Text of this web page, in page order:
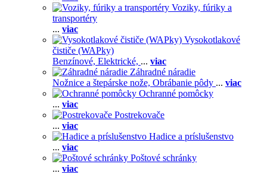
Voziky, fúriky a
transportéry
... viac
Vysokotlakové
čističe (WAPky)
Benzínové, Elektrické, ... viac
Záhradné náradie
Nožnice a štepárske nože, Obrábanie pôdy ... viac
Ochranné pomôcky
... viac
Postrekovače
... viac
Hadice a príslušenstvo
... viac
Poštové schránky
... viac